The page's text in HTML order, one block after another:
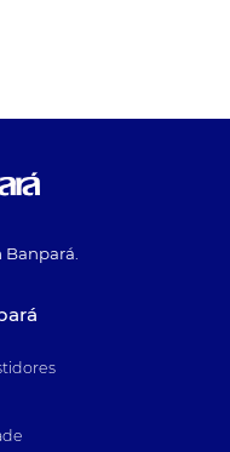
Banpará.